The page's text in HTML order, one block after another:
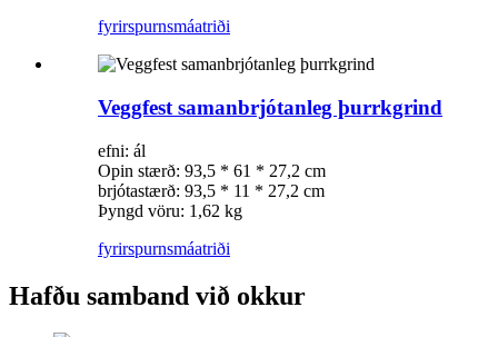
fyrirspurnsmáatriði
Veggfest samanbrjótanleg þurrkgrind
efni: ál
Opin stærð: 93,5 * 61 * 27,2 cm
brjótastærð: 93,5 * 11 * 27,2 cm
Þyngd vöru: 1,62 kg
fyrirspurnsmáatriði
Hafðu samband við okkur